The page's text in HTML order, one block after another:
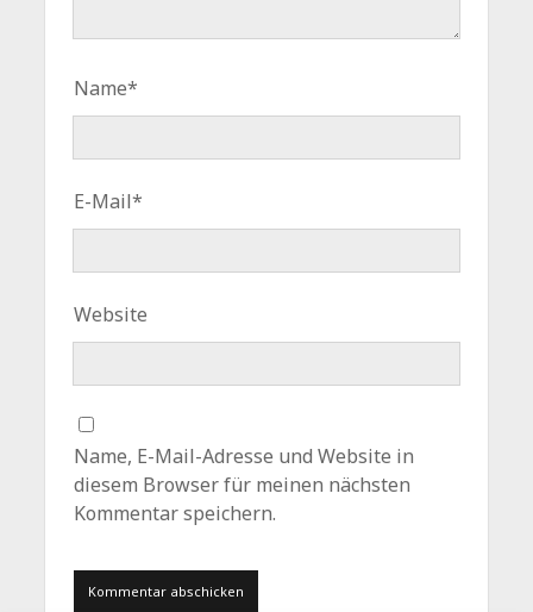
Name*
E-Mail*
Website
Name, E-Mail-Adresse und Website in
diesem Browser für meinen nächsten
Kommentar speichern.